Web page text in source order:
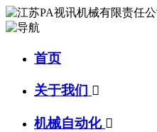
首页
关于我们 
机械自动化 